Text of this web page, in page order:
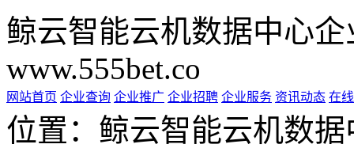
鲸云智能云机数据中心企
www.555bet.co
网站首页 企业查询 企业推广 企业招聘 企业服务 资讯动态 在
位置：鲸云智能云机数